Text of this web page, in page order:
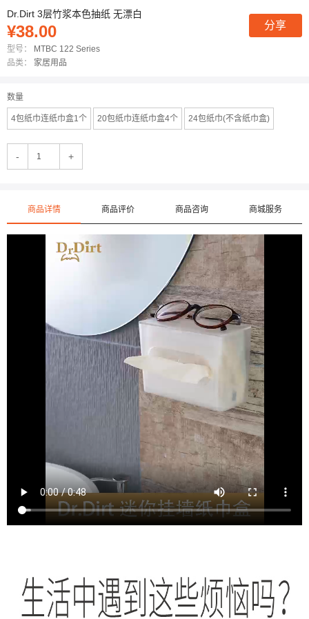
Dr.Dirt 3层竹浆本色抽纸 无漂白
分享
¥38.00
型号：
MTBC 122 Series
品类：
家居用品
数量
4包纸巾连纸巾盒1个 20包纸巾连纸巾盒4个 24包纸巾(不含纸巾盒)
- +
商品详情 商品评价 商品咨询 商城服务